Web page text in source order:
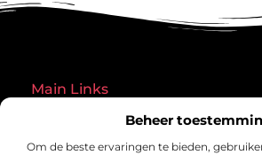
Beheer
Om de beste ervaringen te bieden,
Main Links